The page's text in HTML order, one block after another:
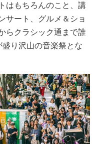
はもちろんのこと、講
サート、グルメ＆ショ
らクラシック通まで誰
り沢山の音楽祭とな